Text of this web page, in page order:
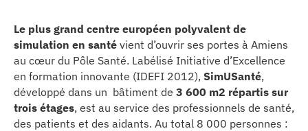
Le plus grand centre européen polyvalent de
simulation en santé vient d’ouvrir ses portes à Amiens
au cœur du Pôle Santé. Labélisé Initiative d’Excellence
en formation innovante (IDEFI 2012), SimUSanté,
développé dans un bâtiment de 3 600 m2 répartis sur
trois étages, est au service des professionnels de santé,
des patients et des aidants. Au total 8 000 personnes :